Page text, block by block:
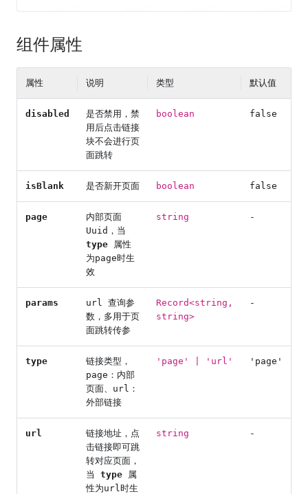
组件属性
属性 说明 类型 默认值
disabled
是否禁用，禁
用后点击链接
块不会进行页
面跳转
boolean false
isBlank 是否新开页面 boolean false
page
内部页面
Uuid，当
type 属性
为page时生
效
string -
params
url 查询参
数，多用于页
面跳转传参
Record<string,
string>
-
type
链接类型，
page：内部
页面、url：
外部链接
'page' | 'url' 'page'
url
链接地址，点
击链接即可跳
转对应页面，
当 type 属
性为url时生
string -